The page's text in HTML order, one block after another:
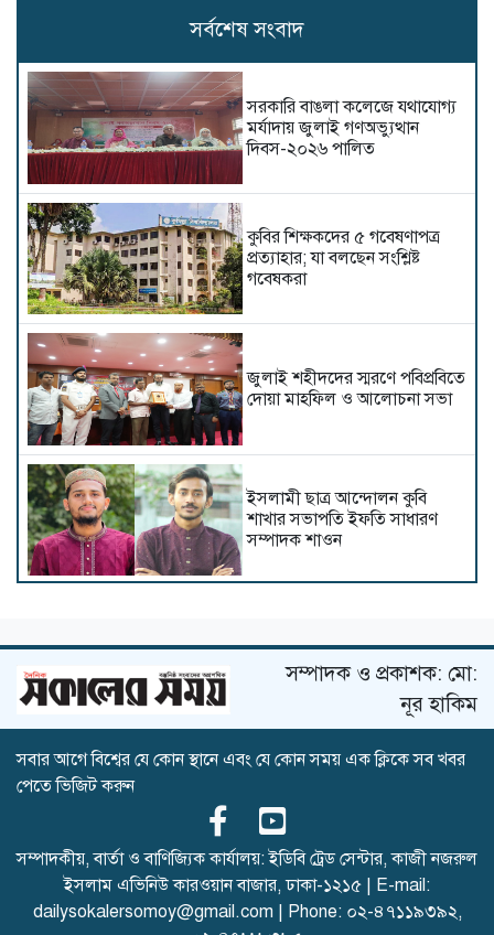
সর্বশেষ সংবাদ
সরকারি বাঙলা কলেজে যথাযোগ্য
মর্যাদায় জুলাই গণঅভ্যুত্থান
দিবস-২০২৬ পালিত
কুবির শিক্ষকদের ৫ গবেষণাপত্র
প্রত্যাহার; যা বলছেন সংশ্লিষ্ট
গবেষকরা
জুলাই শহীদদের স্মরণে পবিপ্রবিতে
দোয়া মাহফিল ও আলোচনা সভা
ইসলামী ছাত্র আন্দোলন কুবি
শাখার সভাপতি ইফতি সাধারণ
সম্পাদক শাওন
কাইয়ুমের পরিবারকে আমন্ত্রণ
জানাতে সাভারে কুবি প্রশাসন
সরকারি বাঙলা কলেজে টাঙ্গাইল
গণরুম ও গেস্টরুম সংস্কৃতি বন্ধের
দাবিতে উপাচার্যের কাছে কুবি
সম্পাদক ও প্রকাশক: মো:
নূর হাকিম
সবার আগে বিশ্বের যে কোন স্থানে এবং যে কোন সময় এক ক্লিকে সব খবর
পেতে ভিজিট করুন
সম্পাদকীয়, বার্তা ও বাণিজ্যিক কার্যালয়: ইডিবি ট্রেড সেন্টার, কাজী নজরুল
ইসলাম এভিনিউ কারওয়ান বাজার, ঢাকা-১২১৫ | E-mail:
dailysokalersomoy@gmail.com | Phone: ০২-৪৭১১৯৩৯২,